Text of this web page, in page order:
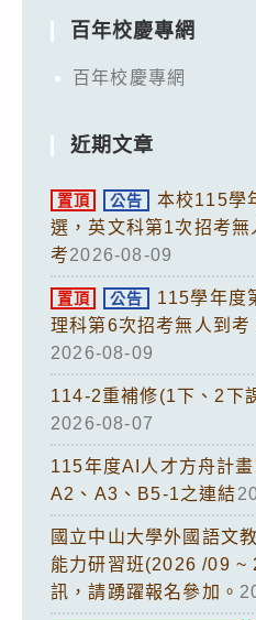
百年校慶專網
百年校慶專網
近期文章
置頂 公告
本校115學
選，英文科第1次招考
考2026-08-09
置頂 公告
115學年度
理科第6次招考無人到考
2026-08-09
114-2重補修(1下、2下
2026-08-07
115年度AI人才方舟計
A2、A3、B5-1之連結
國立中山大學外國語文
能力研習班(2026 /09 ~
訊，請踴躍報名參加。